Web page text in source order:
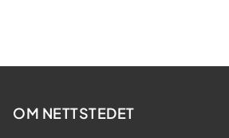
OM NETTSTEDET